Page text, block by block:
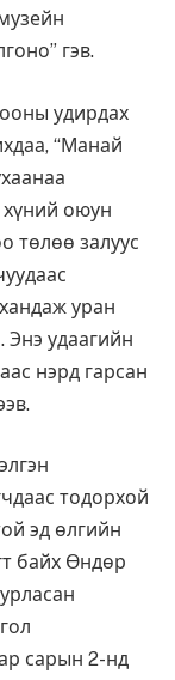
гэв.
удирдах
“Манай
хүний оюун
төлөө залуус
уран
Энэ удаагийн
нэрд гарсан
тодорхой
эд өлгийн
байх Өндөр
сарын 2-нд